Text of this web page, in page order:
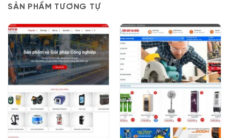
SẢN PHẨM TƯƠNG TỰ